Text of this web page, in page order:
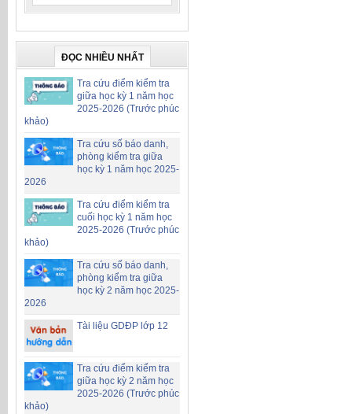
ĐỌC NHIỀU NHẤT
Tra cứu điểm kiểm tra
giữa học kỳ 1 năm học
2025-2026 (Trước phúc
khảo)
Tra cứu số báo danh,
phòng kiểm tra giữa
học kỳ 1 năm học 2025-
2026
Tra cứu điểm kiểm tra
cuối học kỳ 1 năm học
2025-2026 (Trước phúc
khảo)
Tra cứu số báo danh,
phòng kiểm tra giữa
học kỳ 2 năm học 2025-
2026
Tài liệu GDĐP lớp 12
Tra cứu điểm kiểm tra
giữa học kỳ 2 năm học
2025-2026 (Trước phúc
khảo)